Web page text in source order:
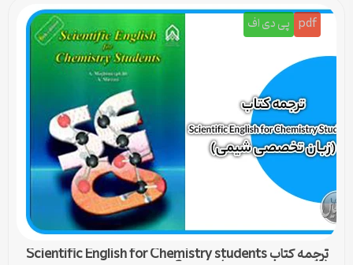
pdf پی دی اف
ترجمه کتاب Scientific English for Chemistry students